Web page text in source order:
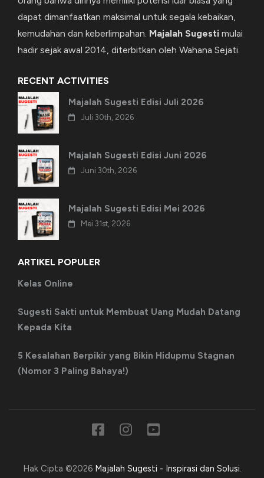
dapat dimanfaatkan maksimal untuk segala kebaikan,
kemudahan dan keberlimpahan. Majalah Sugesti mulai
hadir sejak awal 2014, diterbitkan oleh Wahana Sejati.
RECENT ACTIVITIES
Majalah Sugesti Edisi Juli 2026
Juli 30th, 2026
Majalah Sugesti Edisi Juni 2026
Juni 30th, 2026
Majalah Sugesti Edisi Mei 2026
Mei 31st, 2026
ARTIKEL POPULER
Kelas Online
Sugesti Sakti untuk Membuat Uang Mudah Datang
Kepada Kita
5 Kesalahan Berpikir yang Bikin Hidupmu Stagnan
(Nomor 3 Paling Bahaya!)
Hak Cipta ©2026 Majalah Sugesti - Inspirasi dan Solusi.